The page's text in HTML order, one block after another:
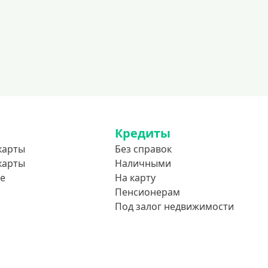
В декрете
Обеспечение
Кредиты
Без справок
Наличными
На карту
Пенсионерам
Под залог недвижимости